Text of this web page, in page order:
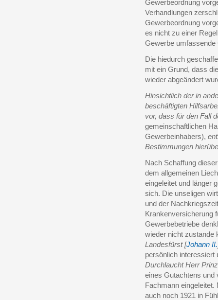
Gewerbeordnung
Verhandlungen
Gewerbeordnung
es nicht zu einer
Gewerbe
Die hiedurch
mit ein Grund, dass
wieder abgeändert
Hinsichtlich der in
beschäftigten
vor, dass für den Fall
gemeinschaftlichen
Gewerbeinhabers),
Bestimmungen
Nach Schaffung
dem allgemeinen
eingeleitet und länger
sich. Die unseligen
und der
Krankenversicherung
Gewerbebetriebe
wieder nicht zustande
Landesfürst [Johann II.
persönlich
Durchlaucht Herr
eines Gutachtens und
Fachmann
auch noch 1921 in